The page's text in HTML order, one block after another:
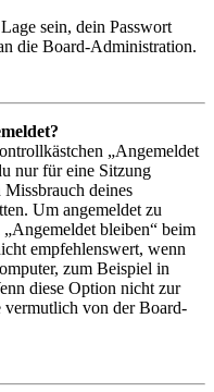
sein, dein Passwort
die Board-Administration.
„Angemeldet
nur für eine Sitzung
deines
Um angemeldet zu
bleiben“ beim
empfehlenswert, wenn
zum Beispiel in
diese Option nicht zur
vermutlich von der Board-